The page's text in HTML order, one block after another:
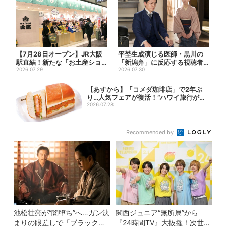
【7月28日オープン】JR大阪
駅直結！新たな「お土産ショ
ップ」、銘菓バラ売りで地...
2026.07.29
平埜生成演じる医師・黒川の
「新潟弁」に反応する視聴者
続出「グッときた」
2026.07.30
【あすから】「コメダ珈琲店」で2年ぶ
り…人気フェアが復活！“ハワイ旅行が当
たる”...
2026.07.28
Recommended by
池松壮亮が“闇堕ち”へ…ガン決
まりの眼差しで「ブラック秀
関西ジュニア“無所属”から
『24時間TV』大抜擢！次世代